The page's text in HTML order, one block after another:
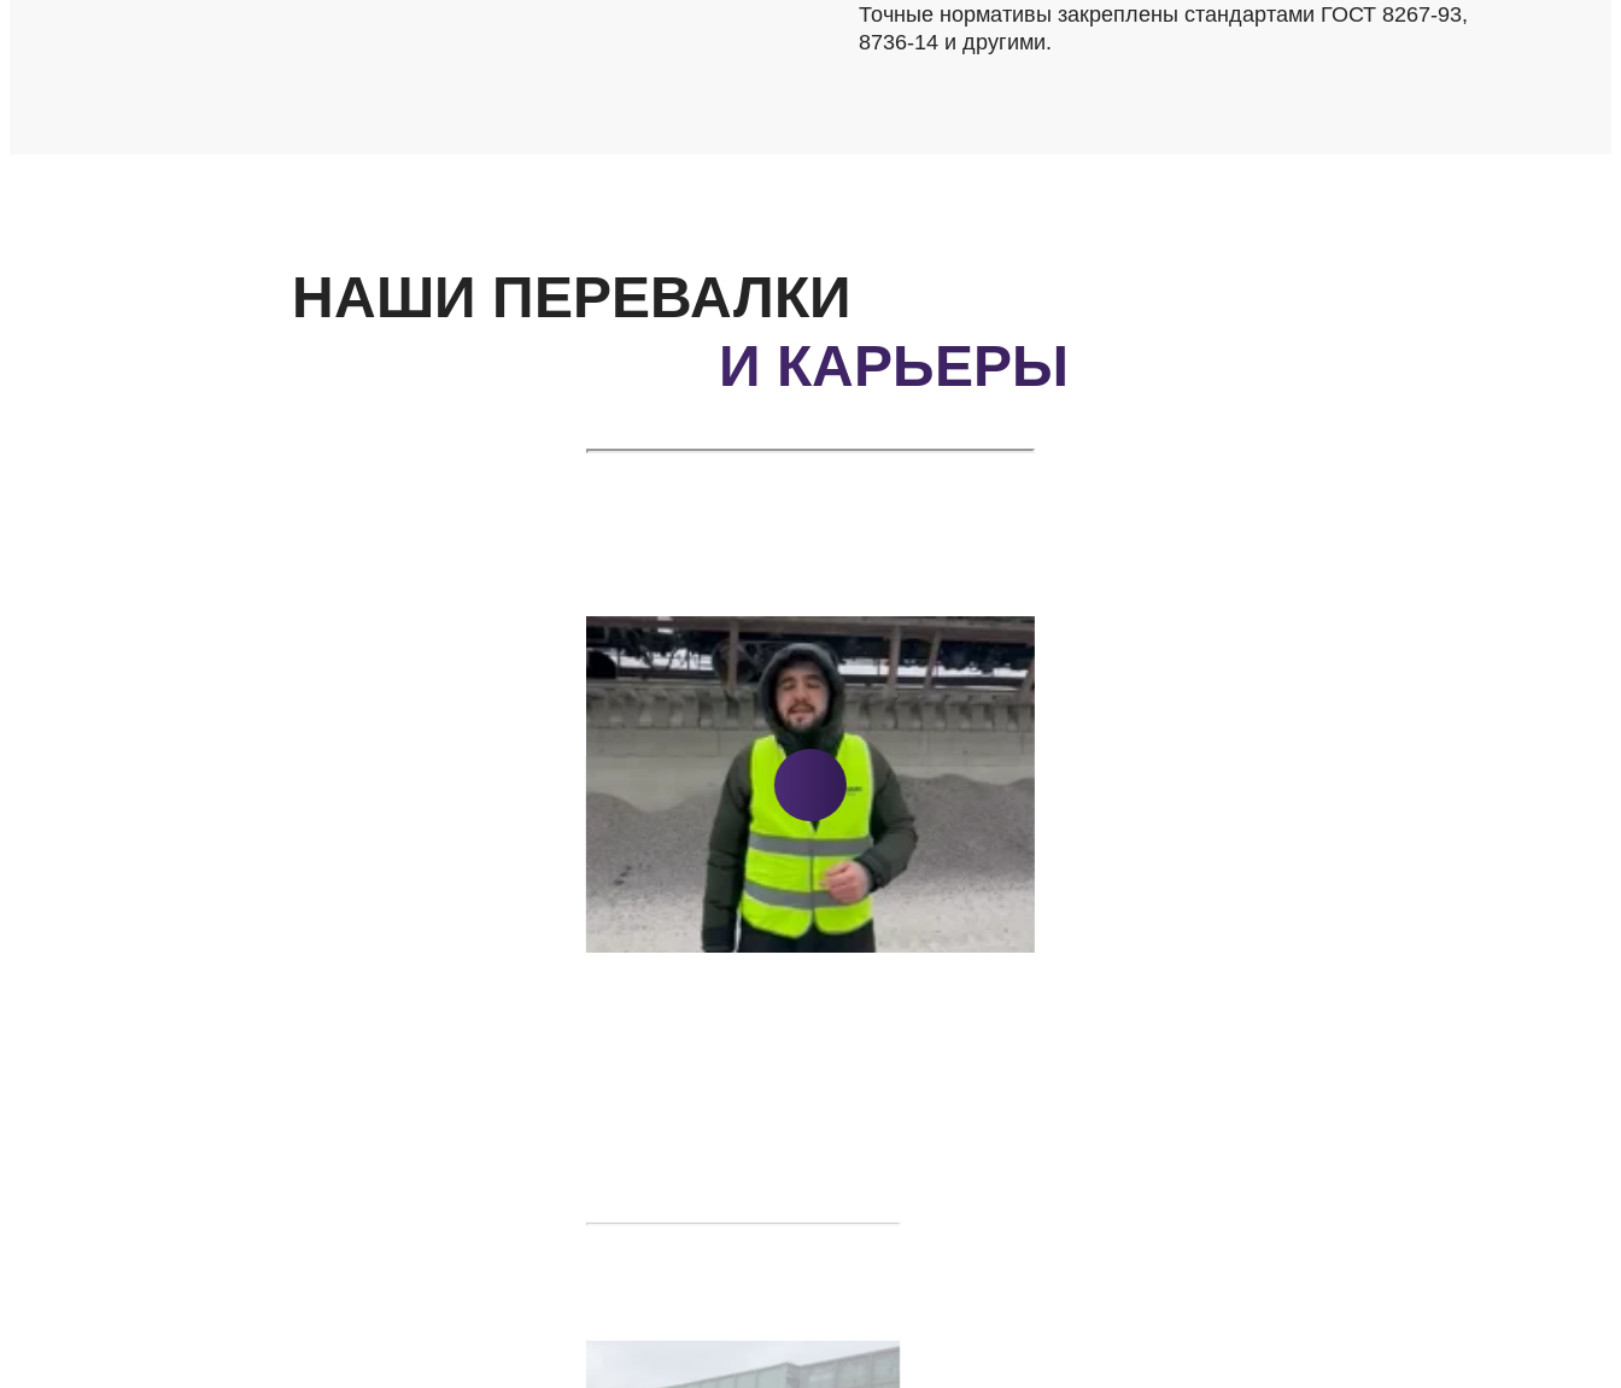
Точные нормативы закреплены стандартами ГОСТ 8267-93,
8736-14 и другими.
НАШИ ПЕРЕВАЛКИ
И КАРЬЕРЫ